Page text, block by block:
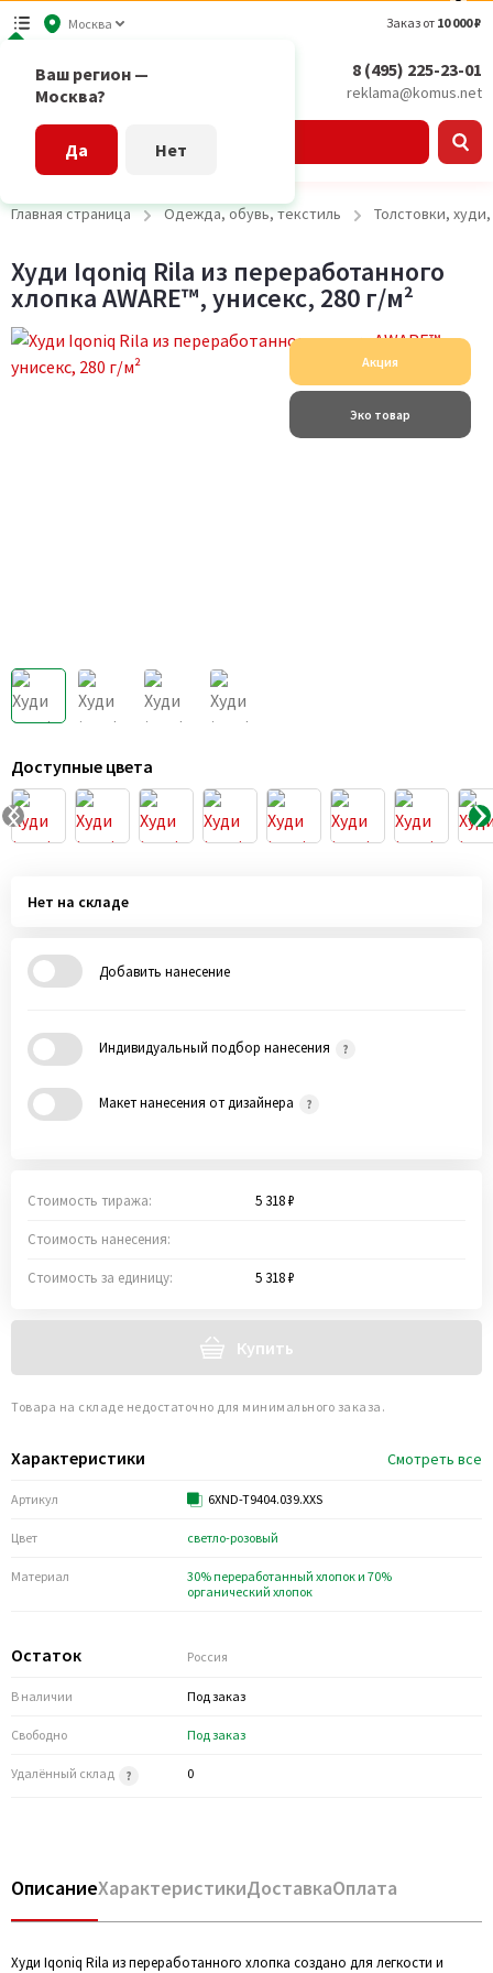
Москва
Ваш регион —
Москва?
Да Нет
Заказ от 10 000 ₽
8 (495) 225-23-01
reklama@komus.net
Главная страница Одежда, обувь, текстиль Толстовки,
Худи Iqoniq Rila из переработанного
хлопка AWARE™, унисекс, 280 г/м²
Акция
Эко товар
Доступные цвета
Характеристики Смотреть все
Артикул 6XND-T9404.039.XXS
Цвет светло-розовый
Материал
30% переработанный хлопок и 70%
органический хлопок
Остаток Россия
В наличии Под заказ
Свободно Под заказ
Удалённый склад 0
Нет на складе
Добавить нанесение
Индивидуальный подбор нанесения
Макет нанесения от дизайнера
Стоимость тиража: 5 318 ₽
Стоимость нанесения:
Стоимость за единицу: 5 318 ₽
Купить
Товара на складе недостаточно для минимального заказа.
ОписаниеХарактеристикиДоставкаОплата
Худи Iqoniq Rila из переработанного хлопка создано для легкости и